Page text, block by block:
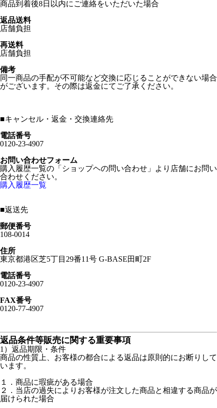
商品到着後8日以内にご連絡をいただいた場合
返品送料
店舗負担
再送料
店舗負担
備考
同一商品の手配が不可能など交換に応じることができない場合
がございます。その際は返金にてご了承ください。
■キャンセル・返金・交換連絡先
電話番号
0120-23-4907
お問い合わせフォーム
購入履歴一覧の「ショップヘの問い合わせ」より店舗にお問い
合わせください。
購入履歴一覧
■返送先
郵便番号
108-0014
住所
東京都港区芝5丁目29番11号 G-BASE田町2F
電話番号
0120-23-4907
FAX番号
0120-77-4907
返品条件等販売に関する重要事項
1）返品期限・条件
商品の性質上、お客様の都合による返品は原則的にお断りして
います。
１．商品に瑕疵がある場合
２．当店の過失によりお客様が注文した商品と相違する商品が
届けられた場合